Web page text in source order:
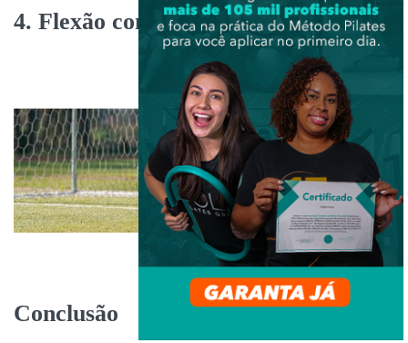
4. Flexão com os pés em suspensão
Conclusão